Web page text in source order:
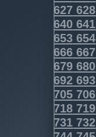
627 628
640 641
653 654
666 667
679 680
692 693
705 706
718 719
731 732